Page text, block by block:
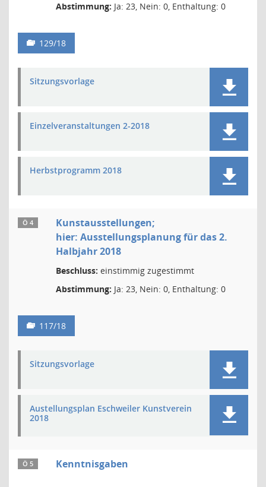
Abstimmung: Ja: 23, Nein: 0, Enthaltung: 0
129/18
Sitzungsvorlage
Einzelveranstaltungen 2-2018
Herbstprogramm 2018
Ö 4
Kunstausstellungen;
hier: Ausstellungsplanung für das 2.
Halbjahr 2018
Beschluss: einstimmig zugestimmt
Abstimmung: Ja: 23, Nein: 0, Enthaltung: 0
117/18
Sitzungsvorlage
Austellungsplan Eschweiler Kunstverein
2018
Ö 5 Kenntnisgaben